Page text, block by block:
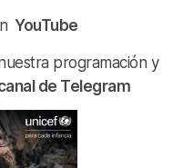
YouTube
programación y
de Telegram